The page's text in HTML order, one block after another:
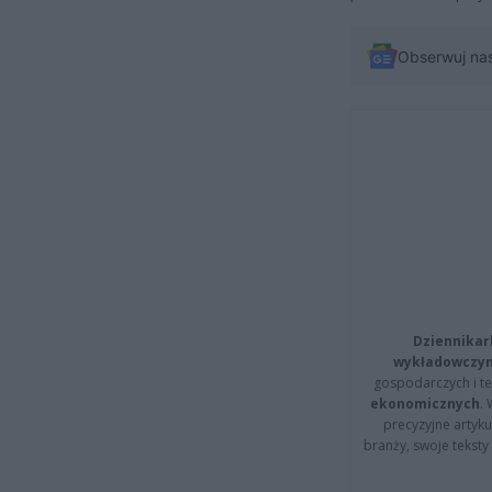
Obserwuj
gospodarczych i
ekonomicznych.
precyzyjne
branży, swoje